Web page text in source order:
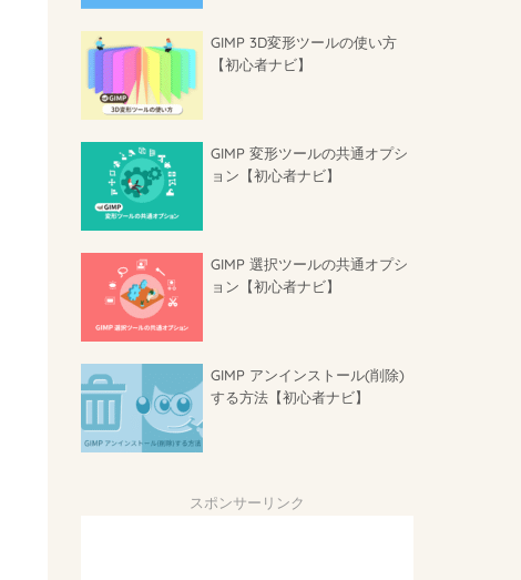
GIMP 3D変形ツールの使い方
【初心者ナビ】
GIMP 変形ツールの共通オプシ
ョン【初心者ナビ】
GIMP 選択ツールの共通オプシ
ョン【初心者ナビ】
GIMP アンインストール(削除)
する方法【初心者ナビ】
スポンサーリンク